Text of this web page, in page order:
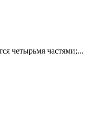
четырьмя частями;...